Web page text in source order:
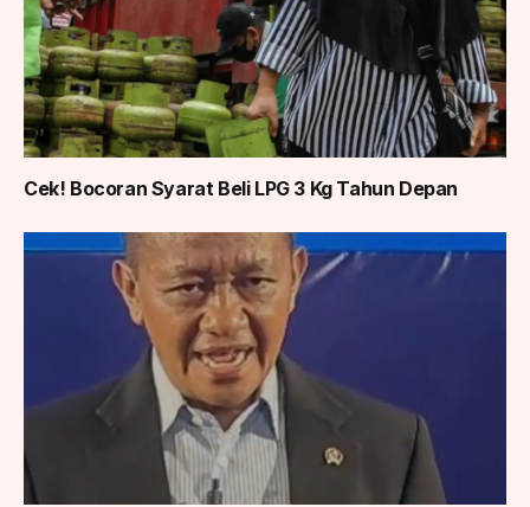
Cek! Bocoran Syarat Beli LPG 3 Kg Tahun Depan